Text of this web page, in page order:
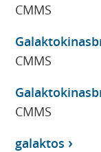
CMMS
CMMS
CMMS
galaktos